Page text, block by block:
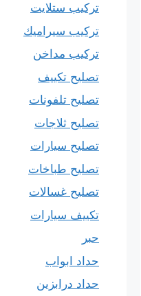
تركيب ستلايت
تركيب سيراميك
تركيب مداخن
تصليح تكييف
تصليح تلفونات
تصليح ثلاجات
تصليح سيارات
تصليح طباخات
تصليح غسالات
تكييف سيارات
حبر
حداد ابواب
حداد درابزين